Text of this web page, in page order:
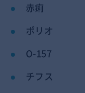
赤痢
ポリオ
O-157
チフス